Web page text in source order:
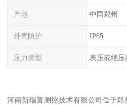
产地 中国郑州
外壳防护 IP65
压力类型 表压或绝压
河南新瑞普测控技术有限公司位于